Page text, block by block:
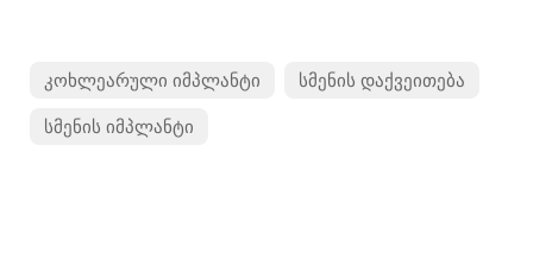
კოხლეარული იმპლანტი
სმენის დაქვეითება
სმენის იმპლანტი